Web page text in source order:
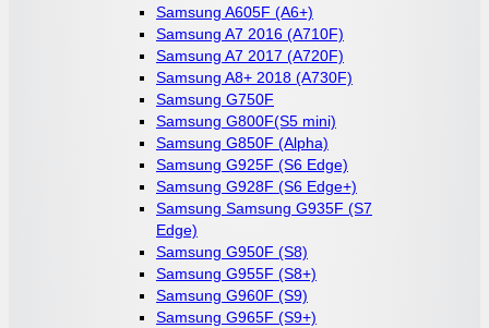
Samsung A605F (A6+)
Samsung A7 2016 (A710F)
Samsung A7 2017 (A720F)
Samsung A8+ 2018 (A730F)
Samsung G750F
Samsung G800F(S5 mini)
Samsung G850F (Alpha)
Samsung G925F (S6 Edge)
Samsung G928F (S6 Edge+)
Samsung Samsung G935F (S7
Edge)
Samsung G950F (S8)
Samsung G955F (S8+)
Samsung G960F (S9)
Samsung G965F (S9+)